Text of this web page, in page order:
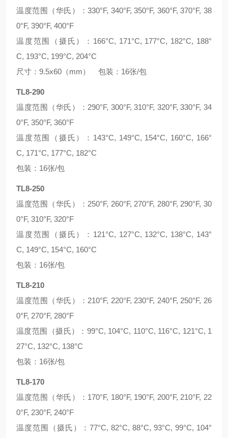
温度范围（华氏）：330°F, 340°F, 350°F, 360°F, 370°F, 38
0°F, 390°F, 400°F
温度范围（摄氏）：166°C, 171°C, 177°C, 182°C, 188°
C, 193°C, 199°C, 204°C
尺寸：9.5x60（mm） 包装：16张/包
TL8-290
温度范围（华氏）：290°F, 300°F, 310°F, 320°F, 330°F, 34
0°F, 350°F, 360°F
温度范围（摄氏）：143°C, 149°C, 154°C, 160°C, 166°
C, 171°C, 177°C, 182°C
包装：16张/包
TL8-250
温度范围（华氏）：250°F, 260°F, 270°F, 280°F, 290°F, 30
0°F, 310°F, 320°F
温度范围（摄氏）：121°C, 127°C, 132°C, 138°C, 143°
C, 149°C, 154°C, 160°C
包装：16张/包
TL8-210
温度范围（华氏）：210°F, 220°F, 230°F, 240°F, 250°F, 26
0°F, 270°F, 280°F
温度范围（摄氏）：99°C, 104°C, 110°C, 116°C, 121°C, 1
27°C, 132°C, 138°C
包装：16张/包
TL8-170
温度范围（华氏）：170°F, 180°F, 190°F, 200°F, 210°F, 22
0°F, 230°F, 240°F
温度范围（摄氏）：77°C, 82°C, 88°C, 93°C, 99°C, 104°